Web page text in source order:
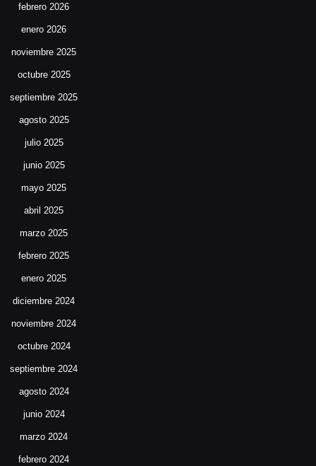
febrero 2026
enero 2026
noviembre 2025
octubre 2025
septiembre 2025
agosto 2025
julio 2025
junio 2025
mayo 2025
abril 2025
marzo 2025
febrero 2025
enero 2025
diciembre 2024
noviembre 2024
octubre 2024
septiembre 2024
agosto 2024
junio 2024
marzo 2024
febrero 2024